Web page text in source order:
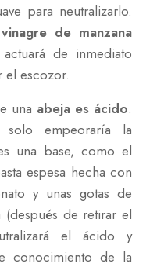
para neutralizarlo.
vinagre de manzana
de inmediato
el escozor.
una abeja es ácido.
empeoraría la
una base, como el
espesa hecha con
y unas gotas de
de retirar el
el ácido y
conocimiento de la